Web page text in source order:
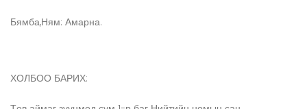
Бямба,Ням: Амарна.
ХОЛБОО БАРИХ: